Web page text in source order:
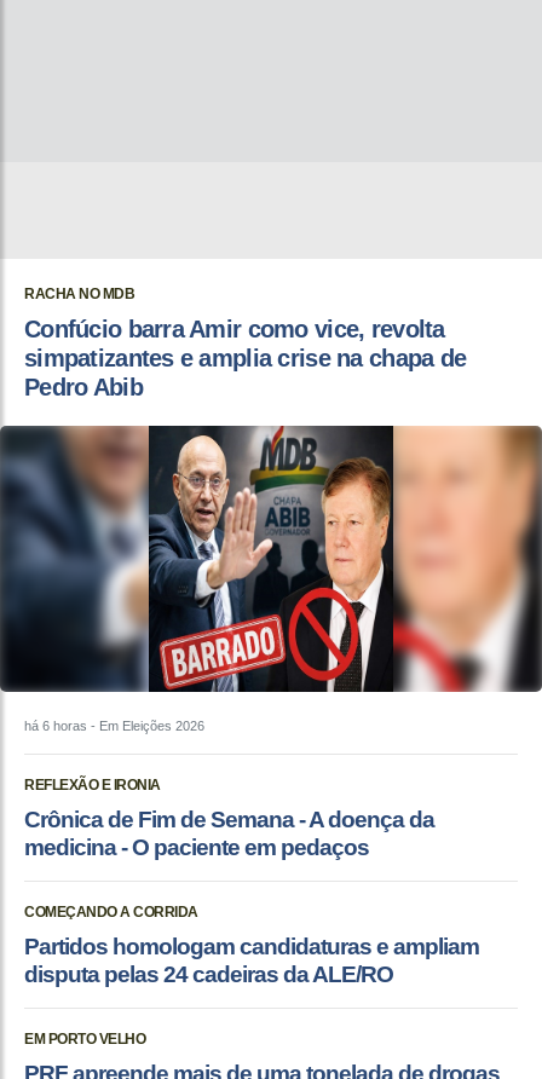
RACHA NO MDB
Confúcio barra Amir como vice, revolta
simpatizantes e amplia crise na chapa de
Pedro Abib
há 6 horas - Em Eleições 2026
REFLEXÃO E IRONIA
Crônica de Fim de Semana - A doença da
medicina - O paciente em pedaços
COMEÇANDO A CORRIDA
Partidos homologam candidaturas e ampliam
disputa pelas 24 cadeiras da ALE/RO
EM PORTO VELHO
PRF apreende mais de uma tonelada de drogas